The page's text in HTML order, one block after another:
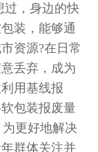
过，身边的快
装，能够通
资源?在日常
丢弃，成为
用基线报
包装报废量
为更好地解决
群体关注并